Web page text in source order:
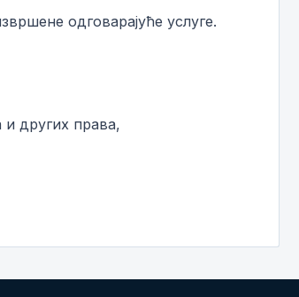
одговарајуће услуге.
и других права,